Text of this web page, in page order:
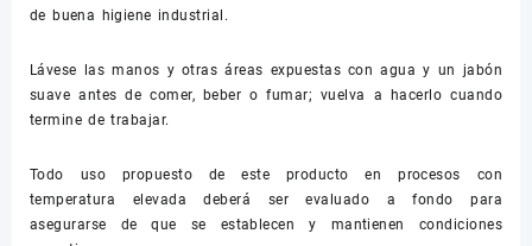
de buena higiene industrial.
Lávese las manos y otras áreas expuestas con agua y un jabón
suave antes de comer, beber o fumar; vuelva a hacerlo cuando
termine de trabajar.
Todo uso propuesto de este producto en procesos con
temperatura elevada deberá ser evaluado a fondo para
asegurarse de que se establecen y mantienen condiciones